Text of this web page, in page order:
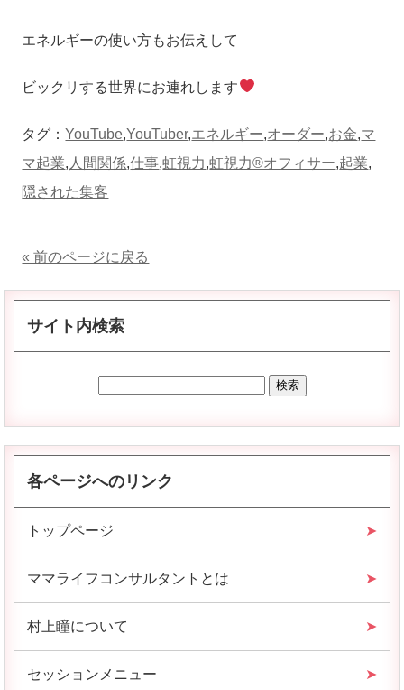
エネルギーの使い方もお伝えして
ビックリする世界にお連れします
タグ：YouTube,YouTuber,エネルギー,オーダー,お金,マ
マ起業, 人間関係,仕事,虹視力,虹視力®︎オフィサー,起業,
隠された集客
« 前のページに戻る
サイト内検索
各ページへのリンク
トップページ
ママライフコンサルタントとは
村上瞳について
セッションメニュー